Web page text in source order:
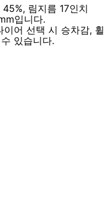
림지름 17인치
입니다.
이어 선택 시 승차감, 휠
있습니다.